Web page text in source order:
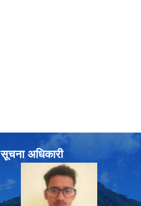
सूचना अधिकारी